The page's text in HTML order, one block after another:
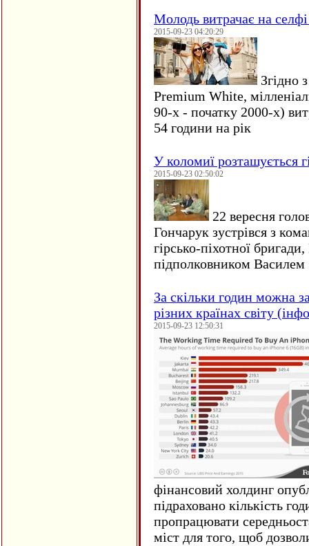
Молодь витрачає на
2015-09-23 04:20:29
Згідно
Premium White,
90-х - початку 2000-х)
54 години на рік
У коломиї розташується
2015-09-23 02:50:02
22 вересня
Гончарук зустрівся з
гірсько-піхотної
підполковником
За скільки годин можна
різних країнах світу
2015-09-23 12:50:31
фінансовий холдинг
підраховано кількість
пропрацювати
міст для того, щоб